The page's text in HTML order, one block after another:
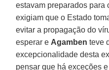
estavam preparados para
exigiam que o Estado
evitar a propagação do
esperar e Agamben teve
excepcionalidade desta
pensar que há exceções